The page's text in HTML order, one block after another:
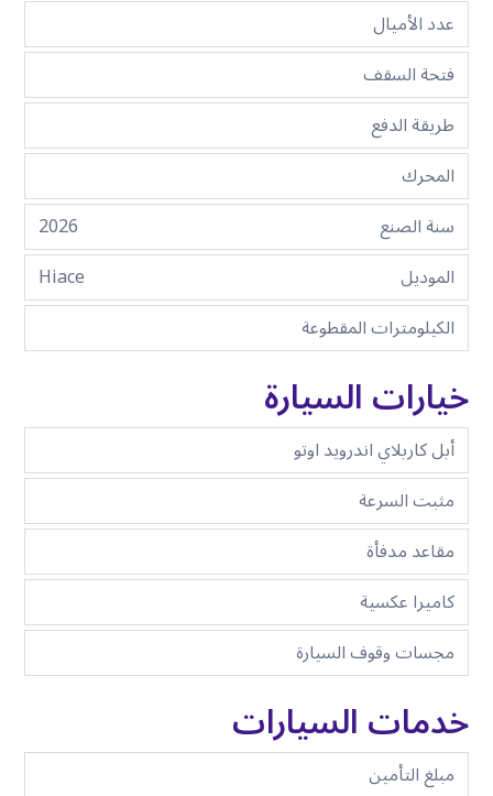
عدد الأميال
فتحة السقف
طريقة الدفع
المحرك
سنة الصنع
2026
الموديل
Hiace
الكيلومترات المقطوعة
خيارات السيارة
أبل كاربلاي اندرويد اوتو
مثبت السرعة
مقاعد مدفأة
كاميرا عكسية
مجسات وقوف السيارة
خدمات السيارات
مبلغ التأمين